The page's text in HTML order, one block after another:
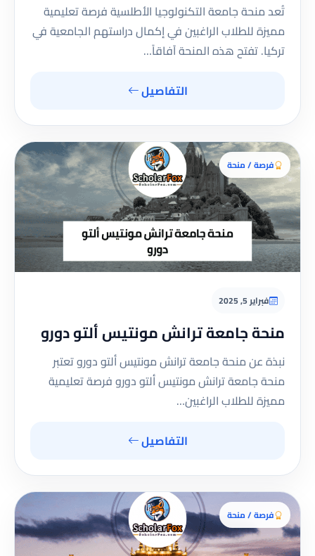
تُعد منحة جامعة التكنولوجيا الأطلسية فرصة تعليمية
مميزة للطلاب الراغبين في إكمال دراستهم الجامعية في
تركيا. تفتح هذه المنحة آفاقاً…
التفاصيل
فرصة / منحة
فبراير 5, 2025
منحة جامعة ترانش مونتيس ألتو دورو
نبذة عن منحة جامعة ترانش مونتيس ألتو دورو تعتبر
منحة جامعة ترانش مونتيس ألتو دورو فرصة تعليمية
مميزة للطلاب الراغبين…
التفاصيل
فرصة / منحة